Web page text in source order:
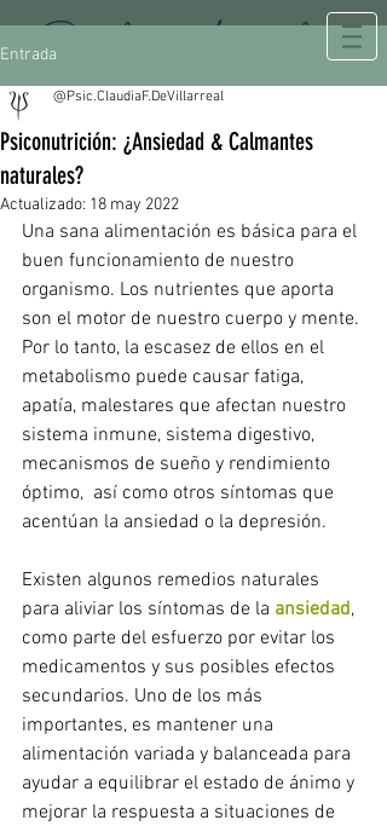
Psicología Integral
Entrada
Psiconutrición: ¿Ansiedad & Calmantes
naturales?
@Psic.ClaudiaF.DeVillarreal
Actualizado: 18 may 2022
Una sana alimentación es básica para el
buen funcionamiento de nuestro
organismo. Los nutrientes que aporta
son el motor de nuestro cuerpo y mente.
Por lo tanto, la escasez de ellos en el
metabolismo puede causar fatiga,
apatía, malestares que afectan nuestro
sistema inmune, sistema digestivo,
mecanismos de sueño y rendimiento
óptimo, así como otros síntomas que
acentúan la ansiedad o la depresión.
Existen algunos remedios naturales
para aliviar los síntomas de la ansiedad,
como parte del esfuerzo por evitar los
medicamentos y sus posibles efectos
secundarios. Uno de los más
importantes, es mantener una
alimentación variada y balanceada para
ayudar a equilibrar el estado de ánimo y
mejorar la respuesta a situaciones de